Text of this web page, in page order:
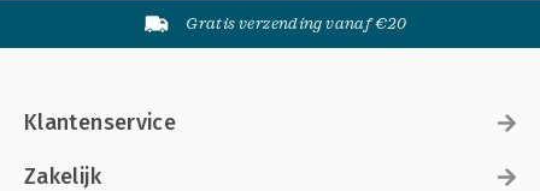
Gratis verzending vanaf €20
Klantenservice
Zakelijk